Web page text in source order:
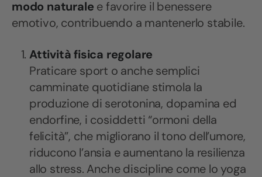
modo naturale e favorire il benessere
emotivo, contribuendo a mantenerlo stabile.
Attività fisica regolare
Praticare sport o anche semplici
camminate quotidiane stimola la
produzione di serotonina, dopamina ed
endorfine, i cosiddetti “ormoni della
felicità”, che migliorano il tono dell’umore,
riducono l’ansia e aumentano la resilienza
allo stress. Anche discipline come lo yoga